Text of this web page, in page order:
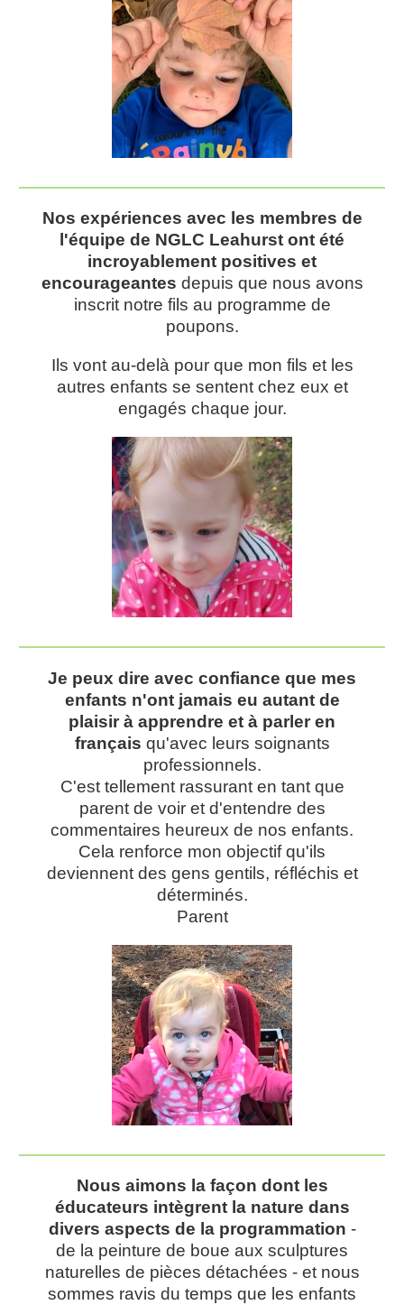
Nos expériences avec les membres de
l'équipe de NGLC Leahurst ont été
incroyablement positives et
encourageantes depuis que nous avons
inscrit notre fils au programme de
poupons.
Ils vont au-delà pour que mon fils et les
autres enfants se sentent chez eux et
engagés chaque jour.
Je peux dire avec confiance que mes
enfants n'ont jamais eu autant de
plaisir à apprendre et à parler en
français qu'avec leurs soignants
professionnels.
C'est tellement rassurant en tant que
parent de voir et d'entendre des
commentaires heureux de nos enfants.
Cela renforce mon objectif qu'ils
deviennent des gens gentils, réfléchis et
déterminés.
Parent
Nous aimons la façon dont les
éducateurs intègrent la nature dans
divers aspects de la programmation -
de la peinture de boue aux sculptures
naturelles de pièces détachées - et nous
sommes ravis du temps que les enfants